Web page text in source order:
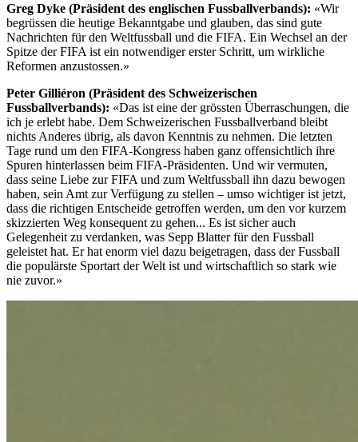
Greg Dyke (Präsident des englischen Fussballverbands): «Wir
begrüssen die heutige Bekanntgabe und glauben, das sind gute
Nachrichten für den Weltfussball und die FIFA. Ein Wechsel an der
Spitze der FIFA ist ein notwendiger erster Schritt, um wirkliche
Reformen anzustossen.»
Peter Gilliéron (Präsident des Schweizerischen
Fussballverbands): «Das ist eine der grössten Überraschungen, die
ich je erlebt habe. Dem Schweizerischen Fussballverband bleibt
nichts Anderes übrig, als davon Kenntnis zu nehmen. Die letzten
Tage rund um den FIFA-Kongress haben ganz offensichtlich ihre
Spuren hinterlassen beim FIFA-Präsidenten. Und wir vermuten,
dass seine Liebe zur FIFA und zum Weltfussball ihn dazu bewogen
haben, sein Amt zur Verfügung zu stellen – umso wichtiger ist jetzt,
dass die richtigen Entscheide getroffen werden, um den vor kurzem
skizzierten Weg konsequent zu gehen... Es ist sicher auch
Gelegenheit zu verdanken, was Sepp Blatter für den Fussball
geleistet hat. Er hat enorm viel dazu beigetragen, dass der Fussball
die populärste Sportart der Welt ist und wirtschaftlich so stark wie
nie zuvor.»